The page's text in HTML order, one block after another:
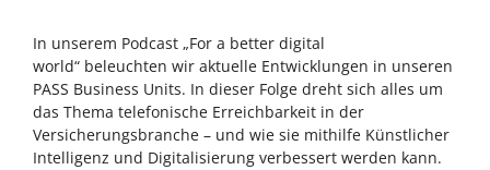
In unserem Podcast „For a better digital
world“ beleuchten wir aktuelle Entwicklungen in unseren
PASS Business Units. In dieser Folge dreht sich alles um
das Thema telefonische Erreichbarkeit in der
Versicherungsbranche – und wie sie mithilfe Künstlicher
Intelligenz und Digitalisierung verbessert werden kann.